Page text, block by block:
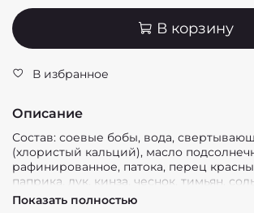
В корзину
В избранное
Описание
Состав: соевые бобы, вода,
(хлористый кальций), масло
рафинированное, патока, перец
паприка, лук, кинза, чеснок, тимьян,
кислота, ароматизаторы.
Показать полностью